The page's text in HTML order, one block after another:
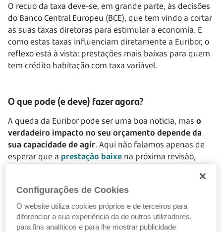
O recuo da taxa deve-se, em grande parte, às decisões
do Banco Central Europeu (BCE), que tem vindo a cortar
as suas taxas diretoras para estimular a economia. E
como estas taxas influenciam diretamente a Euribor, o
reflexo está à vista: prestações mais baixas para quem
tem crédito habitação com taxa variável.
O que pode (e deve) fazer agora?
A queda da Euribor pode ser uma boa notícia, mas o
verdadeiro impacto no seu orçamento depende da
sua capacidade de agir. Aqui não falamos apenas de
esperar que a prestação baixe na próxima revisão,
longo prazo.
Estas são as principais estratégias que deve considerar:
Configurações de Cookies
O website utiliza cookies próprios e de terceiros para
diferenciar a sua experiência da de outros utilizadores,
para fins analíticos e para lhe mostrar publicidade